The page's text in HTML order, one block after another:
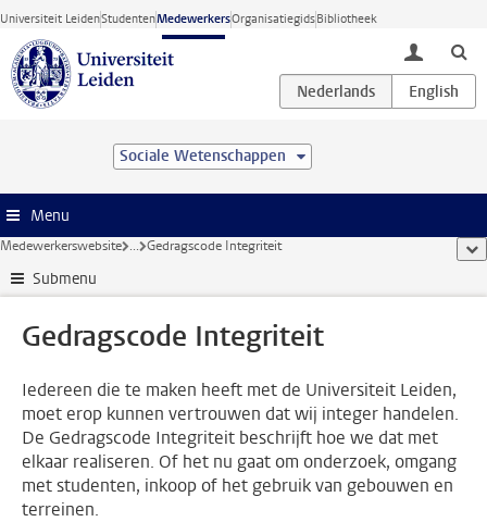
Ga direct naar de inhoud
Universiteit LeidenStudentenMedewerkersOrganisatiegidsBibliotheek
toggle
Sociale Wetenschappen
Menu
Medewerkerswebsite ... Gedragscode Integriteit
Submenu
Gedragscode Integriteit
Iedereen die te maken heeft met de Universiteit Leiden,
moet erop kunnen vertrouwen dat wij integer handelen.
De Gedragscode Integriteit beschrijft hoe we dat met
elkaar realiseren. Of het nu gaat om onderzoek, omgang
met studenten, inkoop of het gebruik van gebouwen en
terreinen.